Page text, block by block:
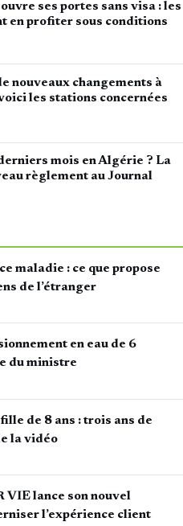
ses portes sans visa : les
en profiter sous conditions
nouveaux changements à
les stations concernées
mois en Algérie ? La
règlement au Journal
maladie : ce que propose
de l’étranger
en eau de 6
du ministre
de 8 ans : trois ans de
la vidéo
VIE lance son nouvel
l’expérience client